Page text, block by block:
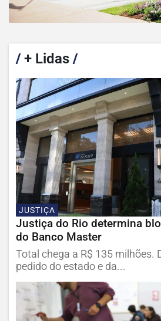
/+ Lidas /
JUSTIÇA
Justiça do Rio determina
do Banco Master
Total chega a R$ 135 milhões.
pedido do estado e da...